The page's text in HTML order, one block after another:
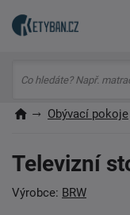
Obývací pokoje
Televizní
Výrobce: BRW